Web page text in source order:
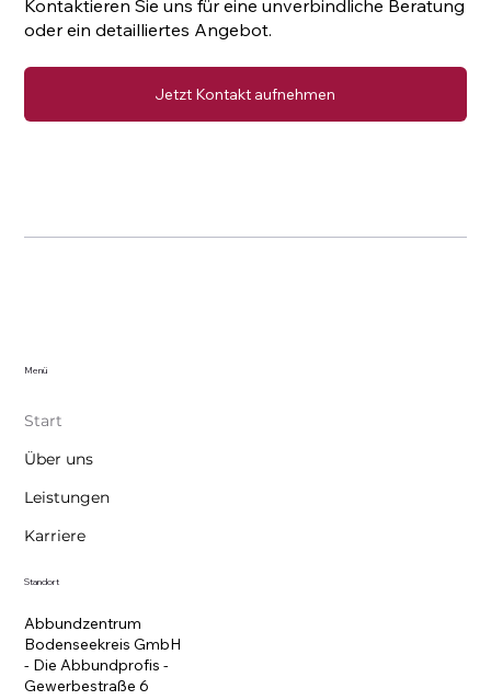
Kontaktieren Sie uns für eine unverbindliche Beratung
oder ein detailliertes Angebot.
Jetzt Kontakt aufnehmen
Menü
Start
Über uns
Leistungen
Karriere
Standort
Abbundzentrum
Bodenseekreis GmbH
- Die Abbundprofis -
Gewerbestraße 6